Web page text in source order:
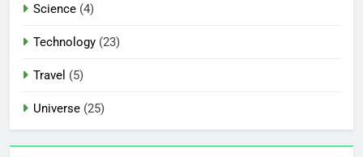
Science (4)
Technology (23)
Travel (5)
Universe (25)